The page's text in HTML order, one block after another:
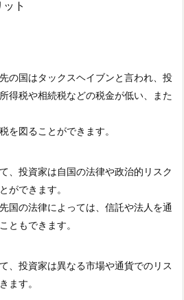
の国はタックスヘイブンと言われ、投
得税や相続税などの税金が低い、また
を図ることができます。
、投資家は自国の法律や政治的リスク
ができます。
国の法律によっては、信託や法人を通
ともできます。
、投資家は異なる市場や通貨でのリス
ます。